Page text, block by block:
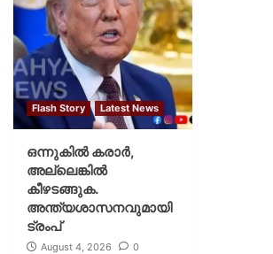
Flash Story Latest News
ഒന്നുകില്‍ കരാര്‍,
അല്ലെങ്കില്‍
കീഴടങ്ങുക.
അന്ത്യശാസനവുമായി
ട്രംപ്
August 4, 2026 0